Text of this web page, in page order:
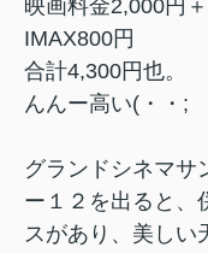
映画料金2,000円
IMAX800円
合計4,300円也。
んんー高い(・・;
グランドシネマサ
ー１２を出ると、
スがあり、美しい